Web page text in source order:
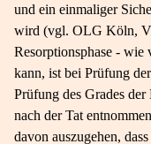
und ein einmaliger
wird (vgl. OLG Köln,
Resorptionsphase - wie
kann, ist bei Prüfung
Prüfung des Grades
nach der Tat
davon auszugehen,